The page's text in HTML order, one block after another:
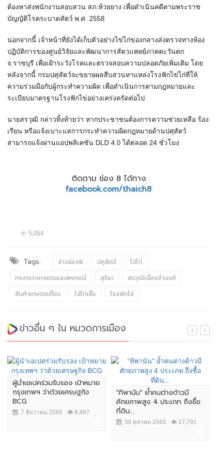
ต้องหาส่งพนักงานสอบสวน สภ.ห้วยยาง เพื่อดำเนินคดีตามพระราช
บัญญัติโรคระบาดสัตว์ พ.ศ. 2558
​นอกจากนี้ เจ้าหน้าที่ยังได้เก็บตัวอย่างไข่ไก่ของกลางส่งตรวจทางห้อง
ปฏิบัติการของศูนย์วิจัยและพัฒนาการสัตวแพทย์ภาคตะวันตก
จ.ราชบุรี เพื่อเฝ้าระวังโรคและตรวจสอบความปลอดภัยเพิ่มเติม โดย
หลังจากนี้ กรมปศุสัตว์จะขยายผลสืบสวนหาแหล่งโรงฟักไข่ไก่ที่ให้
ความร่วมมือกับผู้กระทำความผิด เพื่อดำเนินการตามกฎหมายและ
ระเบียบมาตรฐานโรงฟักไข่อย่างเคร่งครัดต่อไป
​นายสรวุฒิ กล่าวทิ้งท้ายว่า หากประชาชนต้องการความช่วยเหลือ ร้อง
เรียน หรือแจ้งเบาะแสการกระทำความผิดกฎหมายด้านปศุสัตว์
สามารถแจ้งผ่านแอปพลิเคชัน DLD 4.0 ได้ตลอด​ 24 ชั่วโมง
ติดตาม ช่อง 8 ได้ทาง
facebook.com/thaich8
5,054
Tags: ข่าวช่อง8 ปศุสัตว์
ไข่ไก่
กระทรวงเกษตรและสหกรณ์
สุริยะ
สรวุฒิเนื่องจำนงค์
สินค้าเกษตรเถื่อน
ไข่ไก่เชื้อ โรงฟักไข่
ข่าวอื่น ๆ ใน หมวดการเมือง
ผู้นำเอเปคร่วมรับรอง เป้าหมาย
กรุงเทพฯ ว่าด้วยเศรษฐกิจ
BCG
7 ธันวาคม 2565 8,487
"ทิพานัน" ย้ำคนต่างด้าวมี
ศักยภาพสูง 4 ประเภท ถึงซื้อ
ที่ดิน...
30 ตุลาคม 2565 17,791